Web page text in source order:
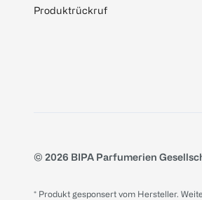
Produktrückruf
© 2026 BIPA Parfumerien
* Produkt gesponsert vom Hersteller.